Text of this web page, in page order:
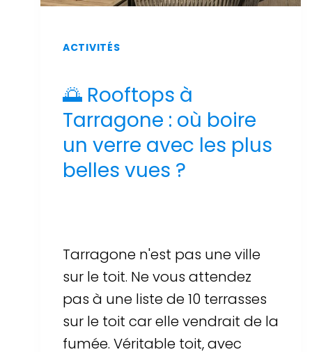
ACTIVITÉS
🌅 Rooftops à
Tarragone : où boire
un verre avec les plus
belles vues ?
Tarragone n'est pas une ville
sur le toit. Ne vous attendez
pas à une liste de 10 terrasses
sur le toit car elle vendrait de la
fumée. Véritable toit, avec